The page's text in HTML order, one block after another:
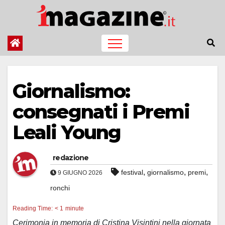
contenuto
Giornalismo:
consegnati i Premi
Leali Young
redazione
9 GIUGNO 2026 festival, giornalismo, premi,
ronchi
Reading Time: < 1 minute
Cerimonia in memoria di Cristina Visintini nella giornata